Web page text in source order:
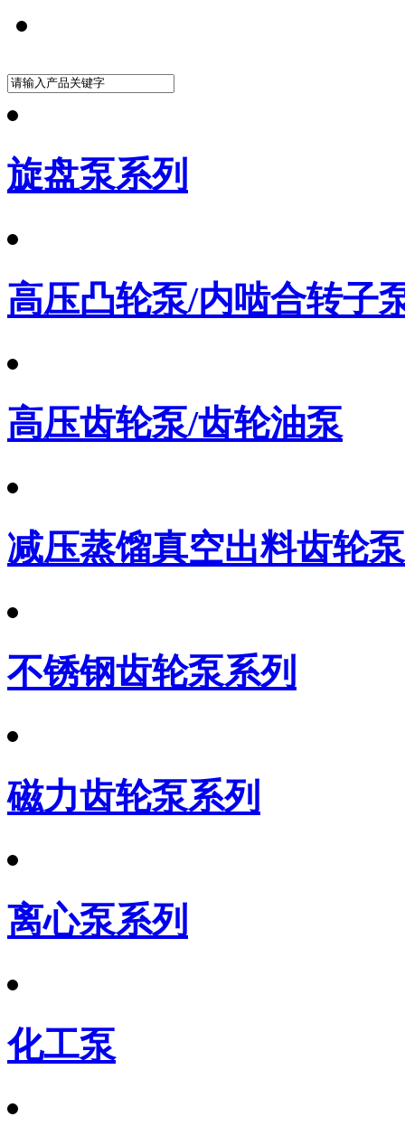
旋盘泵系列
高压凸轮泵/内啮合转子
高压齿轮泵/齿轮油泵
减压蒸馏真空出料齿轮泵
不锈钢齿轮泵系列
磁力齿轮泵系列
离心泵系列
化工泵